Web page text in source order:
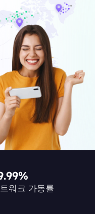
워크 가동률